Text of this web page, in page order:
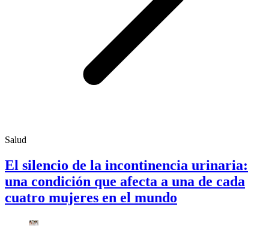
Salud
El silencio de la incontinencia urinaria:
una condición que afecta a una de cada
cuatro mujeres en el mundo